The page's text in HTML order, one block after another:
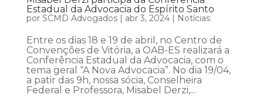
Estadual da Advocacia do Espírito Santo
por SCMD Advogados| abr 3, 2024| Notícias
Entre os dias 18 e 19 de abril, no Centro de
Convenções de Vitória, a OAB-ES realizará a
Conferência Estadual da Advocacia, com o
tema geral “A Nova Advocacia”. No dia 19/04,
a patir das 9h, nossa sócia, Conselheira
Federal e Professora, Misabel Derzi,...